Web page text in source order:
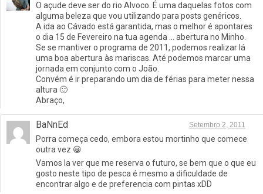
O açude deve ser do rio Alvoco. É uma daquelas fotos com
alguma beleza que vou utilizando para posts genéricos.
A ida ao Cávado está garantida, mas o melhor é apontares
o dia 15 de Fevereiro na tua agenda … abertura no Minho.
Se se mantiver o programa de 2011, podemos realizar lá
uma boa abertura às mariscas. Até podemos marcar uma
jornada em conjunto com o João.
Convém é ir preparando um dia de férias para meter nessa
altura 🙂
Abraço,
BaNnEd Setembro 2, 2011
Porra começa cedo, embora estou mortinho que comece
outra vez 😀
Vamos la ver que me reserva o futuro, se bem que o que eu
gosto neste tipo de pesca é mesmo a dificuldade de
encontrar algo e de preferencia com pintas xDD